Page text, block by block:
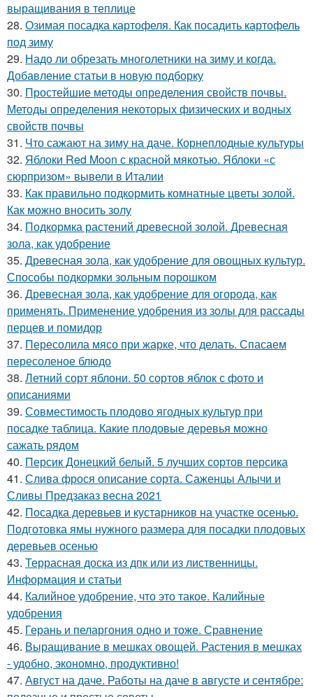
выращивания в теплице
28. Озимая посадка картофеля. Как посадить картофель
под зиму
29. Надо ли обрезать многолетники на зиму и когда.
Добавление статьи в новую подборку
30. Простейшие методы определения свойств почвы.
Методы определения некоторых физических и водных
свойств почвы
31. Что сажают на зиму на даче. Корнеплодные культуры
32. Яблоки Red Moon с красной мякотью. Яблоки «с
сюрпризом» вывели в Италии
33. Как правильно подкормить комнатные цветы золой.
Как можно вносить золу
34. Подкормка растений древесной золой. Древесная
зола, как удобрение
35. Древесная зола, как удобрение для овощных культур.
Способы подкормки зольным порошком
36. Древесная зола, как удобрение для огорода, как
применять. Применение удобрения из золы для рассады
перцев и помидор
37. Пересолила мясо при жарке, что делать. Спасаем
пересоленое блюдо
38. Летний сорт яблони. 50 сортов яблок с фото и
описаниями
39. Совместимость плодово ягодных культур при
посадке таблица. Какие плодовые деревья можно
сажать рядом
40. Персик Донецкий белый. 5 лучших сортов персика
41. Слива фрося описание сорта. Саженцы Алычи и
Сливы Предзаказ весна 2021
42. Посадка деревьев и кустарников на участке осенью.
Подготовка ямы нужного размера для посадки плодовых
деревьев осенью
43. Террасная доска из дпк или из лиственницы.
Информация и статьи
44. Калийное удобрение, что это такое. Калийные
удобрения
45. Герань и пеларгония одно и тоже. Сравнение
46. Выращивание в мешках овощей. Растения в мешках
- удобно, экономно, продуктивно!
47. Август на даче. Работы на даче в августе и сентябре: